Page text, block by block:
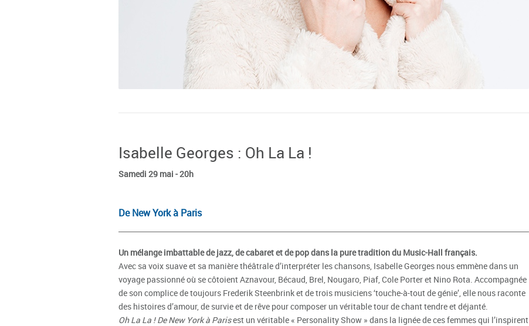
Isabelle Georges : Oh La La !
Samedi 29 mai - 20h
De New York à Paris
Un mélange imbattable de jazz, de cabaret et de pop dans la pure tradition du Music-Hall français.
Avec sa voix suave et sa manière théâtrale d’interpréter les chansons, Isabelle Georges nous emmène dans un
voyage passionné où se côtoient Aznavour, Bécaud, Brel, Nougaro, Piaf, Cole Porter et Nino Rota. Accompagnée
de son complice de toujours Frederik Steenbrink et de trois musiciens ‘touche-à-tout de génie’, elle nous raconte
des histoires d’amour, de survie et de rêve pour composer un véritable tour de chant tendre et déjanté.
Oh La La ! De New York à Parisest un véritable « Personality Show » dans la lignée de ces femmes qui l’inspirent